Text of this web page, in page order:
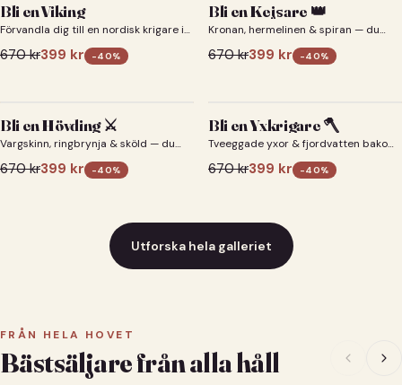
Bli en Viking
Förvandla dig till en nordisk krigare i
ett episkt vikingaporträtt.
670kr399 kr -40%
Bli en Kejsare 👑
Kronan, hermelinen & spiran — du
670kr399 kr -40%
Bli en Hövding ⚔️
Vargskinn, ringbrynja & sköld — du
som nordisk krigsherre ⚔️
670kr399 kr -40%
Bli en Yxkrigare 🪓
Tveeggade yxor & fjordvatten bakom
670kr399 kr -40%
Utforska hela galleriet
FRÅN HELA HOVET
Bästsäljare från alla håll